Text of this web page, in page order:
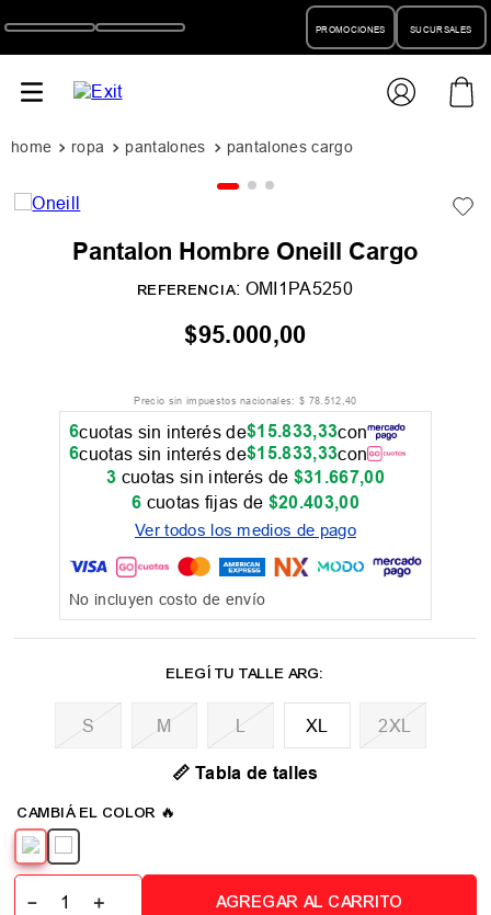
PROMOCIONES SUCURSALES
ropa pantalones pantalones cargo
Pantalon Hombre Oneill Cargo
REFERENCIA: OMI1PA5250
$95.000,00
Precio sin impuestos nacionales: $ 78.512,40
6cuotas sin interés de$15.833,33con
6cuotas sin interés de$15.833,33con
3 cuotas sin interés de $31 .667,00
6 cuotas fijas de $20.403,00
Ver todos los medios de pago
No incluyen costo de envío
M L XL 2XL
📏 Tabla de talles
＋
－ AGREGAR AL CARRITO